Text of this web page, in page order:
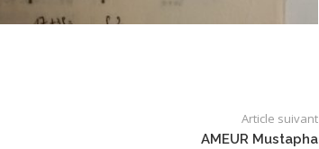
Article suivant
AMEUR Mustapha